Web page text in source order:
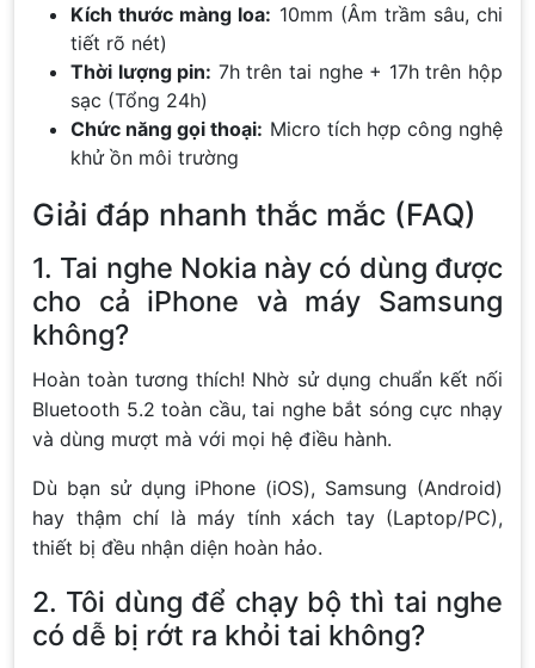
Kích thước màng loa: 10mm (Âm trầm sâu, chi
tiết rõ nét)
Thời lượng pin: 7h trên tai nghe + 17h trên hộp
sạc (Tổng 24h)
Chức năng gọi thoại: Micro tích hợp công nghệ
khử ồn môi trường
Giải đáp nhanh thắc mắc (FAQ)
1. Tai nghe Nokia này có dùng được
cho cả iPhone và máy Samsung
không?
Hoàn toàn tương thích! Nhờ sử dụng chuẩn kết nối
Bluetooth 5.2 toàn cầu, tai nghe bắt sóng cực nhạy
và dùng mượt mà với mọi hệ điều hành.
Dù bạn sử dụng iPhone (iOS), Samsung (Android)
hay thậm chí là máy tính xách tay (Laptop/PC),
thiết bị đều nhận diện hoàn hảo.
2. Tôi dùng để chạy bộ thì tai nghe
có dễ bị rớt ra khỏi tai không?